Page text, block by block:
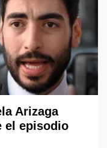
Arizaga
el episodio